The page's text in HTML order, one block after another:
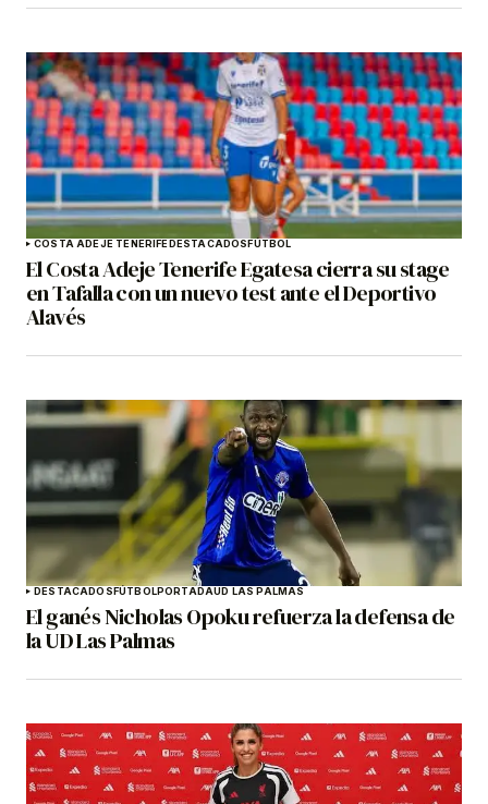
COSTA ADEJE TENERIFEDESTACADOSFÚTBOL
El Costa Adeje Tenerife Egatesa cierra su stage
en Tafalla con un nuevo test ante el Deportivo
Alavés
DESTACADOSFÚTBOLPORTADAUD LAS PALMAS
El ganés Nicholas Opoku refuerza la defensa de
la UD Las Palmas